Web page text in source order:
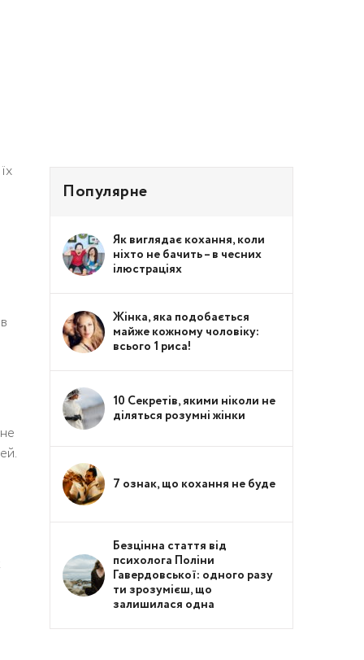
Популярне
Як виглядає кохання, коли
ніхто не бачить – в чесних
ілюстраціях
Жінка, яка подобається
майже кожному чоловіку:
всього 1 риса!
10 Секретів, якими ніколи не
діляться розумні жінки
7 ознак, що кохання не буде
Безцінна стаття від
психолога Поліни
Гавердовської: одного разу
ти зрозумієш, що
залишилася одна